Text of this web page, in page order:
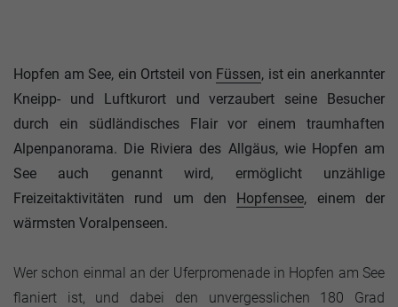
Hopfen am See, ein Ortsteil von Füssen, ist ein anerkannter
Kneipp- und Luftkurort und verzaubert seine Besucher
durch ein südländisches Flair vor einem traumhaften
Alpenpanorama. Die Riviera des Allgäus, wie Hopfen am
See auch genannt wird, ermöglicht unzählige
Freizeitaktivitäten rund um den Hopfensee, einem der
wärmsten Voralpenseen.
Wer schon einmal an der Uferpromenade in Hopfen am See
flaniert ist, und dabei den unvergesslichen 180 Grad